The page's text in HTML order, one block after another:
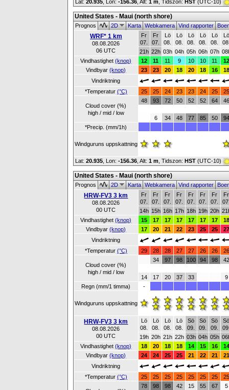
Lat: 20.935 , Lon: -156.36 Alt: 1 m , Tidszon: HST (UTC-10)
United States - Maui (north shore)
Prognos 2D KartaWebkameraVind rapporter
WRF* 1 km
08.08.2026
06 UTC
Fr
07.
Fr
07.
Lö
08.
Lö
08.
Lö
08.
Lö
08.
Lö
08.
Lö
21h 22h 03h 04h 05h 06h 07h
Vindhastighet(knop) 12 11 11 9 10 10 11
12
Vindbyar(knop) 23 23 20 18 20 18 16
18
Vindriktning
*Temperatur (°C) 25 25 24 23 23 24 25 25
Cloud cover (%)
high / mid / low
48 93
6
72
34
50
48
52
77
52
85
64
50
46
94
*Precip. (mm/1h)
Windguruns uppskattning
Lat: 20.935 , Lon: -156.36 Alt: 1 m , Tidszon: HST (UTC-10)
United States - Maui (north shore)
Prognos 2D KartaWebkameraVind rapporter
HRW-FV3 3 km
08.08.2026
00 UTC
Fr
07.
Fr
07.
Fr
07.
Fr
07.
Fr
07.
Fr
07.
Fr
07.
Fr
14h 15h 16h 17h 18h 19h 20h
Vindhastighet(knop) 15 17 17 17 17 17 17
18
Vindbyar(knop) 17 20 21 22 23 25 25
27
Vindriktning
*Temperatur (°C) 29 28 28 27 27 26 26 26
Cloud cover (%)
high / mid / low
14
34
17
97
20
98
37
100
33
94 98 42
9
Regn (mm/1 timma)
-
Windguruns uppskattning
HRW-FV3 3 km
08.08.2026
00 UTC
Lö
08.
Lö
08.
Lö
08.
Lö
08.
Sö
09.
Sö
09.
Sö
09.
19h 20h 21h 22h 03h 04h 05h
Vindhastighet(knop) 18 20 18 18 14 15 16
14
Vindbyar(knop) 24 24 25 25 21 22 21
21
Vindriktning
*Temperatur (°C) 25 25 25 25 25 25 25 25
78 98 98 42 15 55 67 5